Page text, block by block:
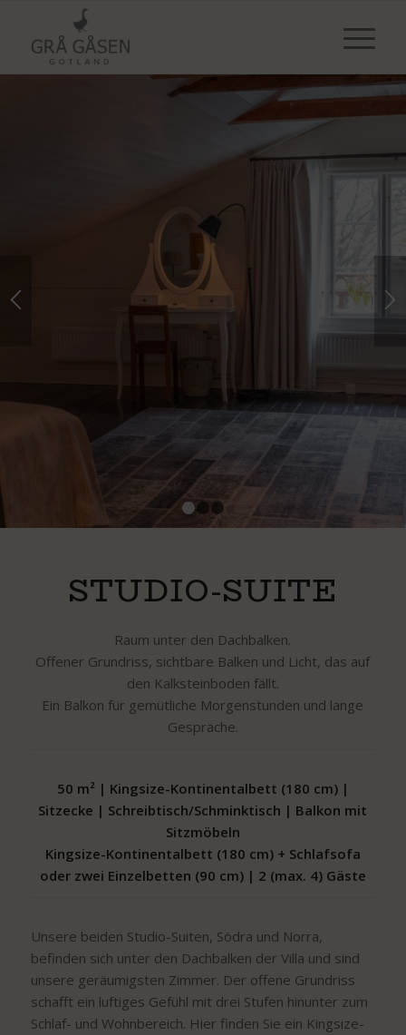
3
STUDIO-SUITE
Raum unter den Dachbalken.
Offener Grundriss, sichtbare Balken und Licht, das auf
den Kalksteinboden fällt.
Ein Balkon für gemütliche Morgenstunden und lange
Gespräche.
50 m² | Kingsize-Kontinentalbett (180 cm) |
Sitzecke | Schreibtisch/Schminktisch | Balkon mit
Sitzmöbeln
Kingsize-Kontinentalbett (180 cm) + Schlafsofa
oder zwei Einzelbetten (90 cm) | 2 (max. 4) Gäste
Unsere beiden Studio-Suiten, Södra und Norra,
befinden sich unter den Dachbalken der Villa und sind
unsere geräumigsten Zimmer. Der offene Grundriss
schafft ein luftiges Gefühl mit drei Stufen hinunter zum
Schlaf- und Wohnbereich. Hier finden Sie ein Kingsize-